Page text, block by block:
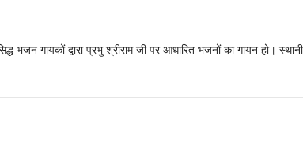
भजन गायकों द्वारा प्रभु श्रीराम जी पर आधारित भजनों का गायन हो।